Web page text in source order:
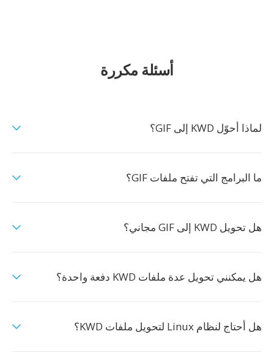
أسئلة مكررة
لماذا أحوّل KWD إلى GIF؟
ما البرامج التي تفتح ملفات GIF؟
هل تحويل KWD إلى GIF مجاني؟
هل يمكنني تحويل عدة ملفات KWD دفعة واحدة؟
هل أحتاج لنظام Linux لتحويل ملفات KWD؟